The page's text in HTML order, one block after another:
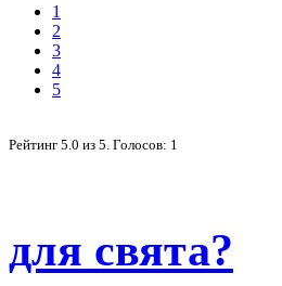
1
2
3
4
5
Рейтинг 5.0 из 5 . Голосов: 1
для свята?